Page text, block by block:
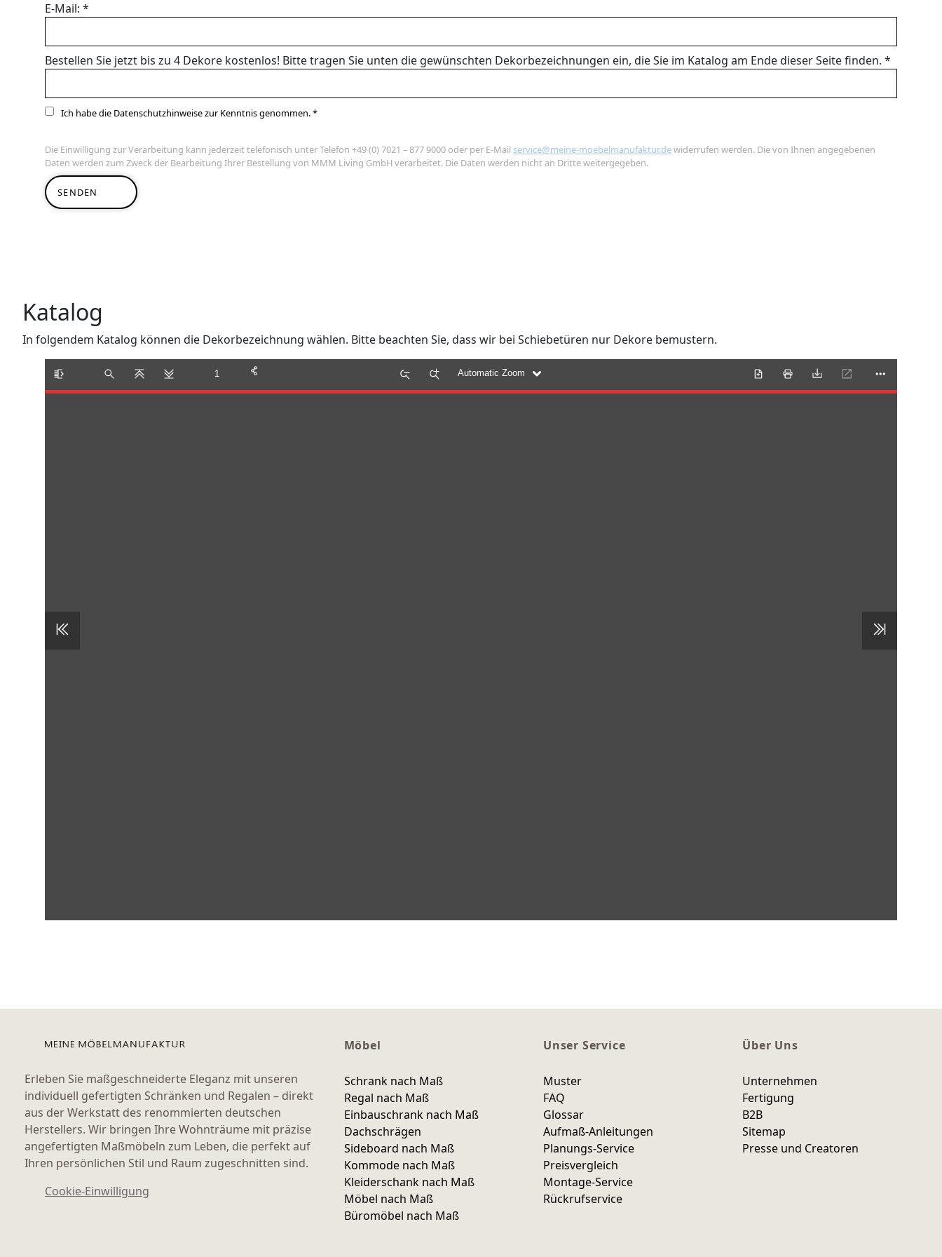
E-Mail: *
Bestellen Sie jetzt bis zu 4 Dekore kostenlos! Bitte tragen Sie unten die gewünschten Dekorbezeichnungen ein, die Sie im Katalog am Ende dieser Seite finden. *
Ich habe die Datenschutzhinweise zur Kenntnis genommen. *
Die Einwilligung zur Verarbeitung kann jederzeit telefonisch unter Telefon +49 (0) 7021 – 877 9000 oder per E-Mail service@meine-moebelmanufaktur.dewiderrufen werden. Die von Ihnen angegebenen
Daten werden zum Zweck der Bearbeitung Ihrer Bestellung von MMM Living GmbH verarbeitet. Die Daten werden nicht an Dritte weitergegeben.
SENDEN
Katalog
In folgendem Katalog können die Dekorbezeichnung wählen. Bitte beachten Sie, dass wir bei Schiebetüren nur Dekore bemustern.
Erleben Sie maßgeschneiderte Eleganz mit unseren
individuell gefertigten Schränken und Regalen – direkt
aus der Werkstatt des renommierten deutschen
Herstellers. Wir bringen Ihre Wohnträume mit präzise
angefertigten Maßmöbeln zum Leben, die perfekt auf
Ihren persönlichen Stil und Raum zugeschnitten sind.
Cookie-Einwilligung
Möbel
Schrank nach Maß
Regal nach Maß
Einbauschrank nach Maß
Dachschrägen
Sideboard nach Maß
Kommode nach Maß
Kleiderschank nach Maß
Möbel nach Maß
Büromöbel nach Maß
Unser Service
Muster
FAQ
Glossar
Aufmaß-Anleitungen
Planungs-Service
Preisvergleich
Montage-Service
Rückrufservice
Über Uns
Unternehmen
Fertigung
B2B
Sitemap
Presse und Creatoren
WANDBOARDS
EINZELTEILE